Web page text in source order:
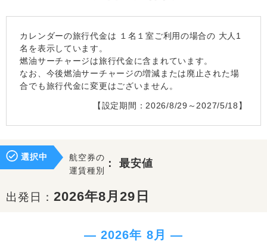
カレンダーの旅行代金は １名１室ご利用の場合の 大人1
名を表示しています。
燃油サーチャージは旅行代金に含まれています。
なお、今後燃油サーチャージの増減または廃止された場
合でも旅行代金に変更はございません。
【設定期間：2026/8/29～2027/5/18】
選択中
航空券の
運賃種別
：最安値
出発日： 2026年8月29日
― 2026年 8月 ―